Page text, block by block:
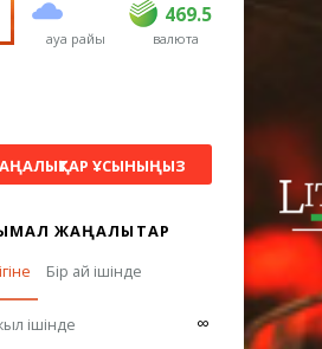
ауа райы
469.5
USD 468 469.5
EUR валюта
ҰСЫНЫҢЫЗ
ЖАҢАЛЫҚТАР
Бір ай ішінде
ішінде ∞